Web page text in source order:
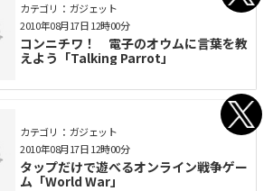
カテゴリ： ガジェット
コンニチワ！ 電子のオウムに言葉を教
えよう「Talking Parrot」
2010年08月17日 12時00分
カテゴリ： ガジェット
タップだけで遊べるオンライン戦争ゲー
ム「World War」
2010年08月17日 12時00分